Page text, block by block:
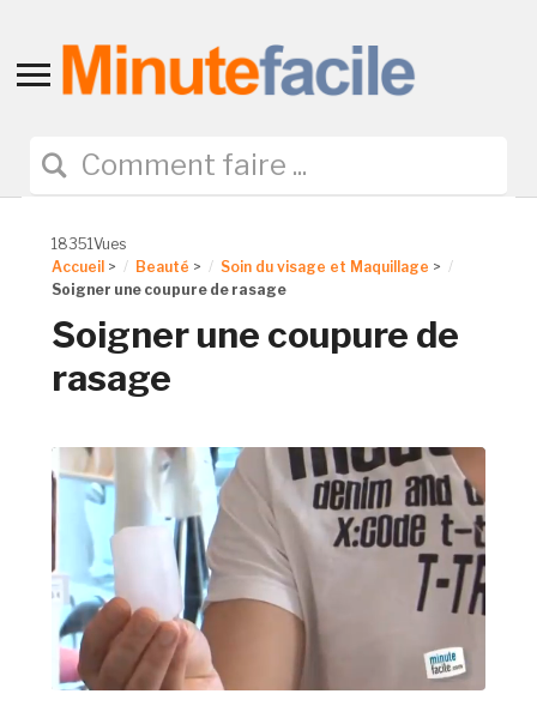
Toggle
navigation
18351Vues
Accueil > Beauté > Soin du visage et Maquillage >
Soigner une coupure de rasage
Soigner une coupure de
rasage